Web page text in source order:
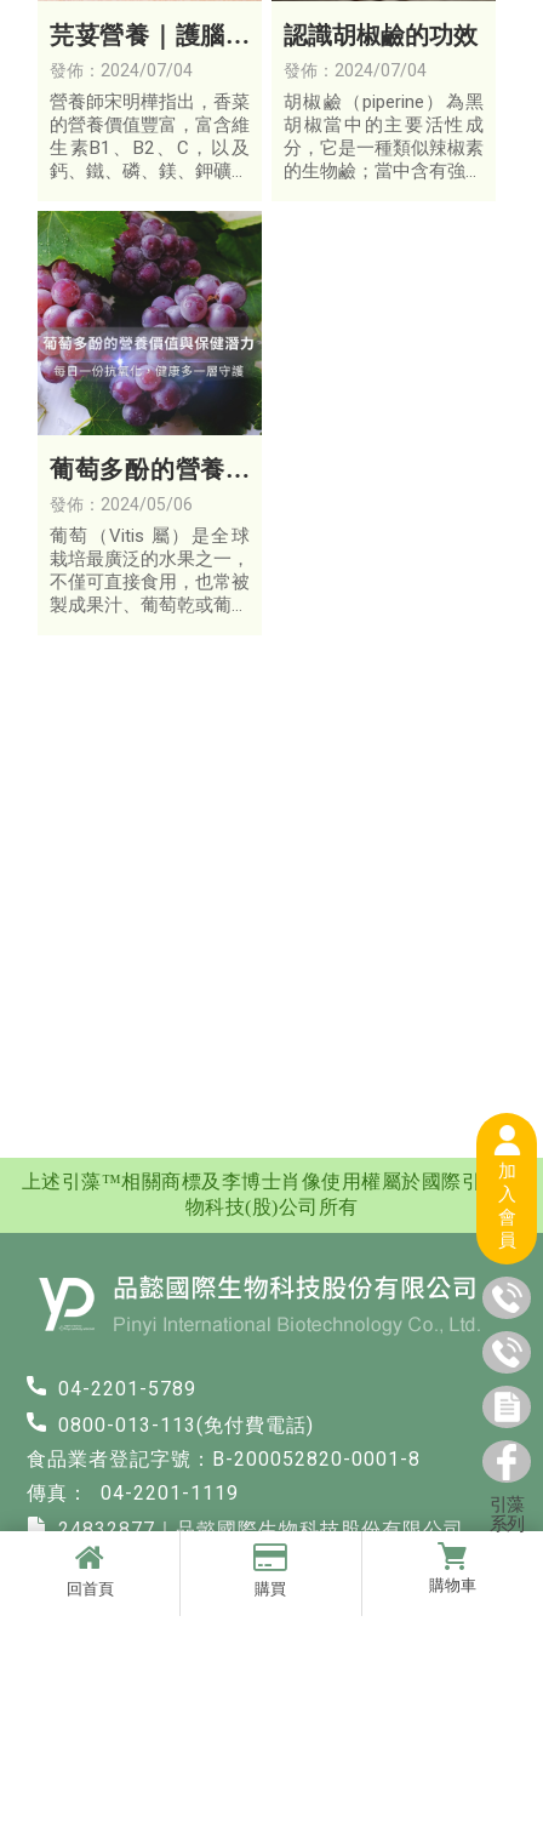
加
入
會
員
引藻
系列
芫荽營養｜護腦降
血壓6好處全株可
食用
發佈：2024/07/04
營養師宋明樺指出，香菜
的營養價值豐富，富含維
生素B1、B2、C，以及
鈣、鐵、磷、鎂、鉀礦物
子、梨子及蘋果，更比蕃
茄多3倍；胡蘿蔔素也比
蕃茄、菜豆、黃瓜高出1
0倍以上。
認識胡椒鹼的功效
發佈：2024/07/04
胡椒鹼（piperine）為黑
胡椒當中的主要活性成
分，它是一種類似辣椒素
的生物鹼；當中含有強大
葡萄多酚的營養價
值與保健潛力
發佈：2024/05/06
葡萄（Vitis 屬）是全球
栽培最廣泛的水果之一，
不僅可直接食用，也常被
製成果汁、葡萄乾或葡萄
回首頁 購買 購物車
上述引藻™相關商標及李博士肖像使用權屬於國際引藻生
物科技(股)公司所有
04-2201-5789
0800-013-113(免付費電話)
食品業者登記字號：B-200052820-0001-8
04-2201-1119
24832877｜品懿國際生物科技股份有限公司
pinyibio.tw@gmail.com
台中市北區太原路一段532號7樓之一